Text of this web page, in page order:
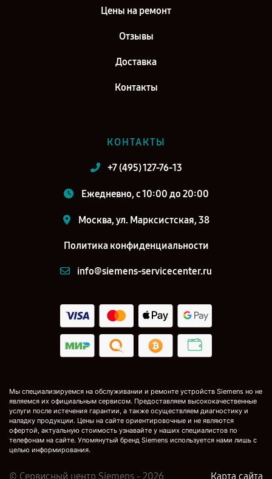
Цены на ремонт
Отзывы
Доставка
Контакты
КОНТАКТЫ
+7 (495) 127-76-13
Ежедневно, с 10:00 до 20:00
Москва, ул. Марксистская, 38
Политика конфиденциальности
info@siemens-servicecenter.ru
Мы специализируемся на обслуживании и ремонте устройств Siemens но не
являемся их официальным сервисом. Предоставляем высококачественные
услуги после истечения гарантии, а также осуществляем диагностику и
наладку продукции. Цены на сайте ориентировочные и не являются
офертой, актуальную стоимость узнавайте у наших специалистов по
телефонам на сайте. Упомянутый бренд Siemens используется нами лишь с
целью информирования.
© Сервисный центр Siemens - 2026 Карта сайта